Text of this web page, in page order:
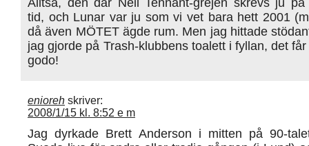
tid, och Lunar var ju som vi vet bara hett 2001
då även MÖTET ägde rum. Men jag hittade
jag gjorde på Trash-klubbens toalett i fyllan, det
godo!
enioreh skriver:
2008/1/15 kl. 8:52 e m
Jag dyrkade Brett Anderson i mitten på 90-